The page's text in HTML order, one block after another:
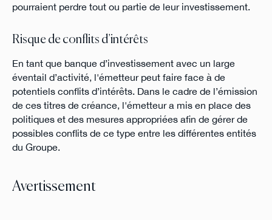
pourraient perdre tout ou partie de leur investissement.
Risque de conflits d’intérêts
En tant que banque d’investissement avec un large
éventail d’activité, l'émetteur peut faire face à de
potentiels conflits d’intérêts. Dans le cadre de l’émission
de ces titres de créance, l'émetteur a mis en place des
politiques et des mesures appropriées afin de gérer de
possibles conflits de ce type entre les différentes entités
du Groupe.
Avertissement